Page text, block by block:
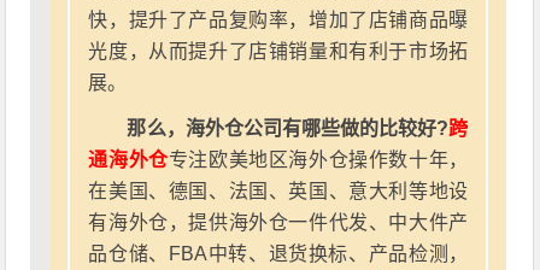
快，提升了产品复购率，增加了店铺商品曝
光度，从而提升了店铺销量和有利于市场拓
展。
那么，海外仓公司有哪些做的比较好?跨
通海外仓专注欧美地区海外仓操作数十年，
在美国、德国、法国、英国、意大利等地设
有海外仓，提供海外仓一件代发、中大件产
品仓储、FBA中转、退货换标、产品检测，